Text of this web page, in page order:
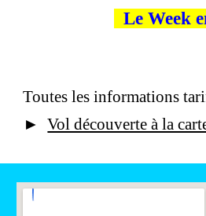
Le Week
Toutes les informations
►Vol découverte à la